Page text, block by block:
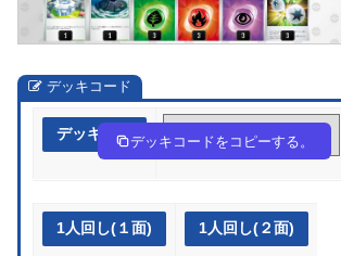
デッキコード
デッキ作成 3MSMyM-kBvyij-MXXypp
デッキコードをコピーする。
1人回し(１面) 1人回し(２面)